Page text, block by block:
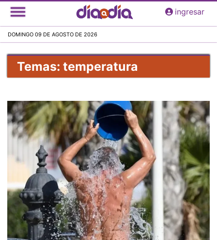
Pasar
al
principal
ingresar
DOMINGO 09 DE AGOSTO DE 2026
Temas: temperatura